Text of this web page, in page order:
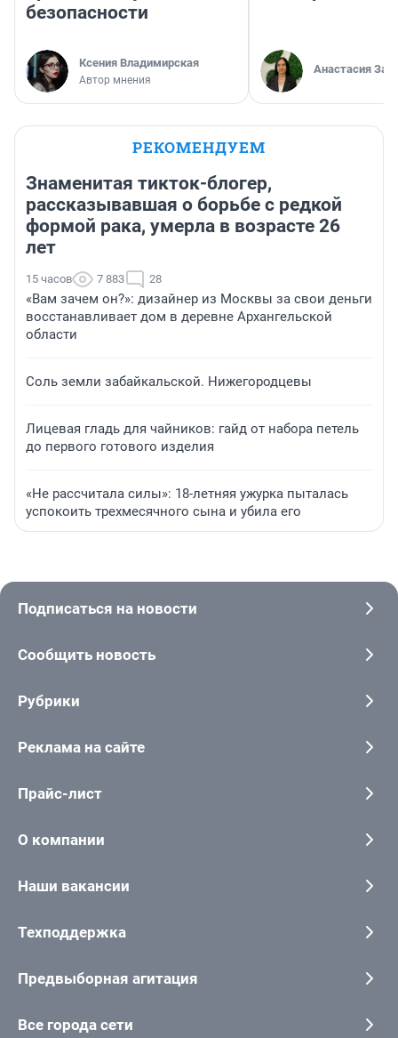
безопасности
Ксения Владимирская
Автор мнения
Анастасия
РЕКОМЕНДУЕМ
Знаменитая тикток-блогер,
рассказывавшая о борьбе с редкой
формой рака, умерла в возрасте 26
лет
15 часов 7 883 28
«Вам зачем он?»: дизайнер из Москвы за свои деньги
восстанавливает дом в деревне Архангельской
области
Соль земли забайкальской. Нижегородцевы
Лицевая гладь для чайников: гайд от набора петель
до первого готового изделия
«Не рассчитала силы»: 18-летняя ужурка пыталась
успокоить трехмесячного сына и убила его
Подписаться на новости
Сообщить новость
Рубрики
Реклама на сайте
Прайс-лист
О компании
Наши вакансии
Техподдержка
Предвыборная агитация
Все города сети